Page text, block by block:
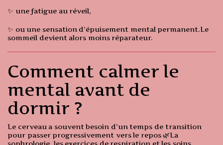
✨ une fatigue au réveil,
✨ ou une sensation d’épuisement mental permanent.Le
sommeil devient alors moins réparateur.
Comment calmer le
mental avant de
dormir ?
Le cerveau a souvent besoin d’un temps de transition
pour passer progressivement vers le repos 🌿La